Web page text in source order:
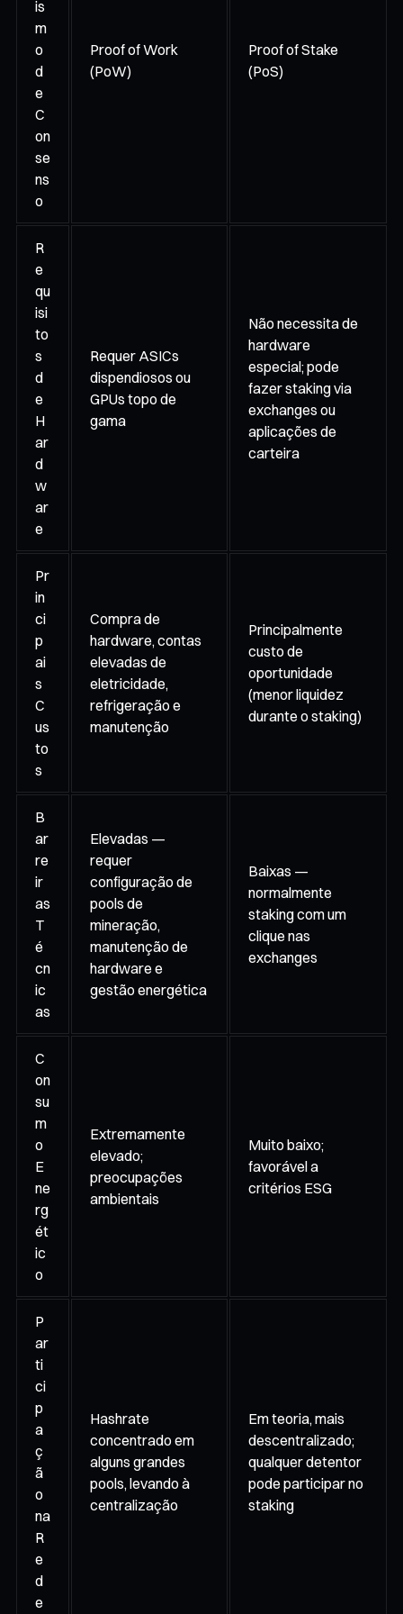
is
m
o
d
e
C
on
se
ns
o
Proof of Work
(PoW)
Proof of Stake
(PoS)
R
e
qu
isi
to
s
d
e
H
ar
d
w
ar
e
Requer ASICs
dispendiosos ou
GPUs topo de
gama
Não necessita de
hardware
especial; pode
fazer staking via
exchanges ou
aplicações de
carteira
Pr
in
ci
p
ai
s
C
us
to
s
Compra de
hardware, contas
elevadas de
eletricidade,
refrigeração e
manutenção
Principalmente
custo de
oportunidade
(menor liquidez
durante o staking)
B
ar
re
ir
as
T
é
cn
ic
as
Elevadas —
requer
configuração de
pools de
mineração,
manutenção de
hardware e
gestão energética
Baixas —
normalmente
staking com um
clique nas
exchanges
C
on
su
m
o
E
ne
rg
ét
ic
o
Extremamente
elevado;
preocupações
ambientais
Muito baixo;
favorável a
critérios ESG
P
ar
ti
ci
p
a
ç
ã
o
na
R
e
d
e
Hashrate
concentrado em
alguns grandes
pools, levando à
centralização
Em teoria, mais
descentralizado;
qualquer detentor
pode participar no
staking